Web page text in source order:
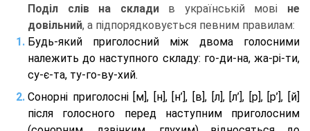
Поділ слів на складив українській мові не
довільний, а підпорядковується певним правилам:
Будь-який приголосний між двома голосними
належить до наступного складу: го-ди-на, жа-рі-ти,
су-є-та, ту-го-ву-хий.
Сонорні приголосні [м], [н], [н’], [в], [л], [л’], [р], [р’], [й]
після голосного перед наступним приголосним